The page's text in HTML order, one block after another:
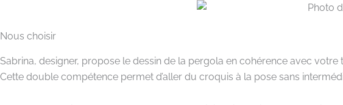
Nous choisir
Sabrina, designer, propose le dessin de la pergola en cohérence avec
Cette double compétence permet d’aller du croquis à la pose sans